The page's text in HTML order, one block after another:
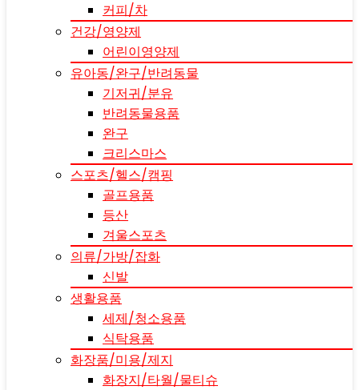
커피/차
건강/영양제
어린이영양제
유아동/완구/반려동물
기저귀/분유
반려동물용품
완구
크리스마스
스포츠/헬스/캠핑
골프용품
등산
겨울스포츠
의류/가방/잡화
신발
생활용품
세제/청소용품
식탁용품
화장품/미용/제지
화장지/타월/물티슈